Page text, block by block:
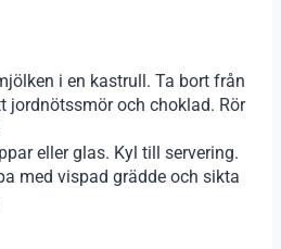
i en kastrull. Ta bort från
jordnötssmör och choklad. Rör
eller glas. Kyl till servering.
med vispad grädde och sikta